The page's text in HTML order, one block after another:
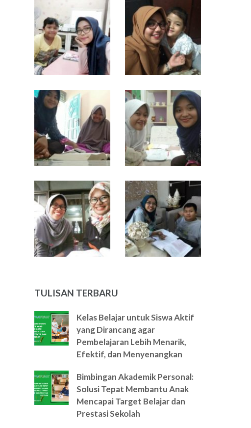
TULISAN TERBARU
Kelas Belajar untuk Siswa Aktif
yang Dirancang agar
Pembelajaran Lebih Menarik,
Efektif, dan Menyenangkan
Bimbingan Akademik Personal:
Solusi Tepat Membantu Anak
Mencapai Target Belajar dan
Prestasi Sekolah